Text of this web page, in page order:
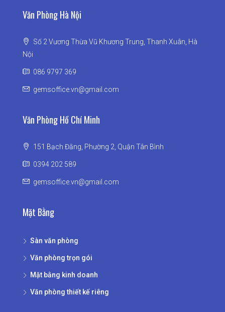
Văn Phòng Hà Nội
Số 2 Vương Thừa Vũ Khương Trung, Thanh Xuân, Hà
Nội
086 9797 369
gemsoffice.vn@gmail.com
Văn Phòng Hồ Chí Minh
151 Bạch Đằng, Phường 2, Quận Tân Bình
0394 202 589
gemsoffice.vn@gmail.com
Mặt Bằng
Sàn văn phòng
Văn phòng trọn gói
Mặt bằng kinh doanh
Văn phòng thiết kế riêng